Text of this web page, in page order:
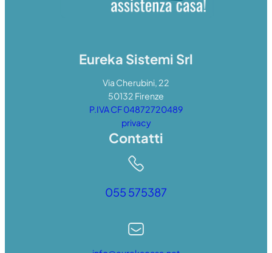
Eureka Sistemi Srl
Via Cherubini, 22
50132 Firenze
P.IVA CF 04872720489
privacy
Contatti
055 575387